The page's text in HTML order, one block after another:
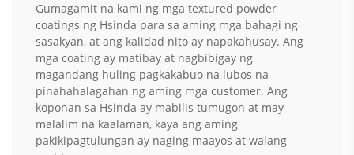
Gumagamit na kami ng mga textured powder
coatings ng Hsinda para sa aming mga bahagi ng
sasakyan, at ang kalidad nito ay napakahusay. Ang
mga coating ay matibay at nagbibigay ng
magandang huling pagkakabuo na lubos na
pinahahalagahan ng aming mga customer. Ang
koponan sa Hsinda ay mabilis tumugon at may
malalim na kaalaman, kaya ang aming
pakikipagtulungan ay naging maayos at walang